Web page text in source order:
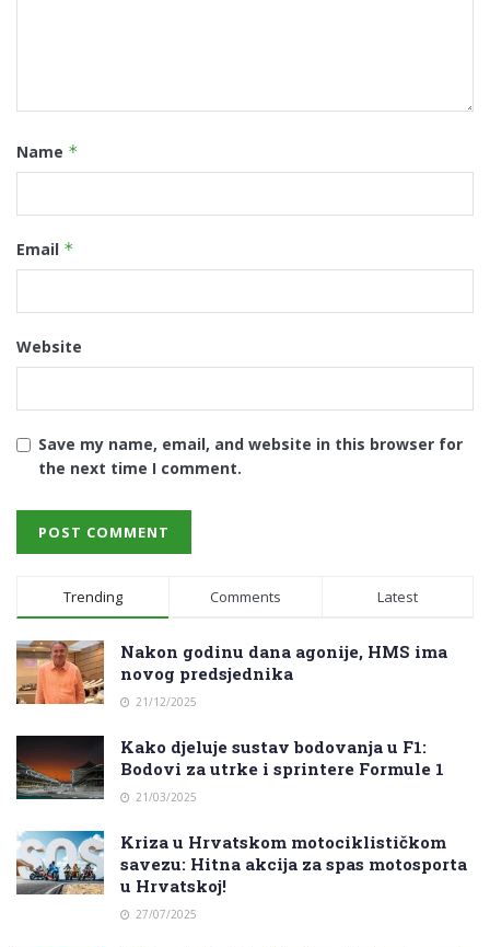
Name *
Email *
Website
Save my name, email, and website in this browser for
the next time I comment.
Trending Comments Latest
Nakon godinu dana agonije, HMS ima
novog predsjednika
21/12/2025
Kako djeluje sustav bodovanja u F1:
Bodovi za utrke i sprintere Formule 1
21/03/2025
Kriza u Hrvatskom motociklističkom
savezu: Hitna akcija za spas motosporta
u Hrvatskoj!
27/07/2025